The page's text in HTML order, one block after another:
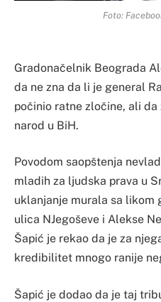
Foto:
Gradonačelnik Beograda
da ne zna da li je general
počinio ratne zločine, ali
narod u BiH.
Povodom saopštenja
mladih za ljudska prava u
uklanjanje murala sa likom
ulica NJegoševe i Alekse
Šapić je rekao da je za
kredibilitet mnogo ranije
Šapić je dodao da je taj